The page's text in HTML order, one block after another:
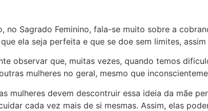
no Sagrado Feminino, fala-se muito sobre a
ela seja perfeita e que se doe sem limites,
observar que, muitas vezes, quando temos
mulheres no geral, mesmo que
mulheres devem descontruir essa ideia da mãe
cada vez mais de si mesmas. Assim, elas